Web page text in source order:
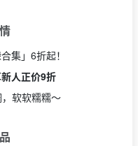
集」6折起！
人正价9折
软软糯糯～